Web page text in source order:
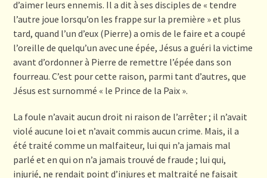
d’aimer leurs ennemis. Il a dit à ses disciples de « tendre
l’autre joue lorsqu’on les frappe sur la première » et plus
tard, quand l’un d’eux (Pierre) a omis de le faire et a coupé
l’oreille de quelqu’un avec une épée, Jésus a guéri la victime
avant d’ordonner à Pierre de remettre l’épée dans son
fourreau. C’est pour cette raison, parmi tant d’autres, que
Jésus est surnommé « le Prince de la Paix ».
La foule n’avait aucun droit ni raison de l’arrêter ; il n’avait
violé aucune loi et n’avait commis aucun crime. Mais, il a
été traité comme un malfaiteur, lui qui n’a jamais mal
parlé et en qui on n’a jamais trouvé de fraude ; lui qui,
injurié, ne rendait point d’injures et maltraité ne faisait